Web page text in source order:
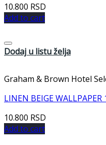
10.800 RSD
Add to cart
Dodaj u listu želja
Graham & Brown Hotel
LINEN BEIGE WALLPAPER
10.800 RSD
Add to cart